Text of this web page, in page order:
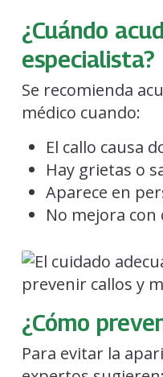
¿Cuándo
especialista?
Se recomienda
médico cuando:
El callo causa
Hay grietas o
Aparece en
No mejora con
¿Cómo
Para evitar la